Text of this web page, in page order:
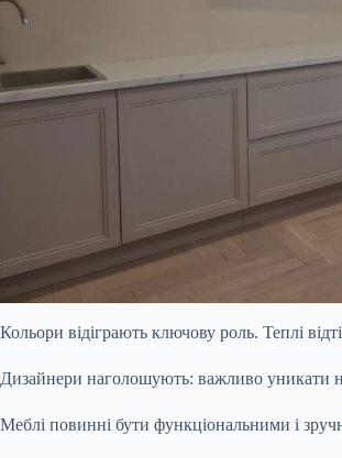
Кольори відіграють ключову роль. Теплі
Дизайнери наголошують: важливо уникати
Меблі повинні бути функціональними і